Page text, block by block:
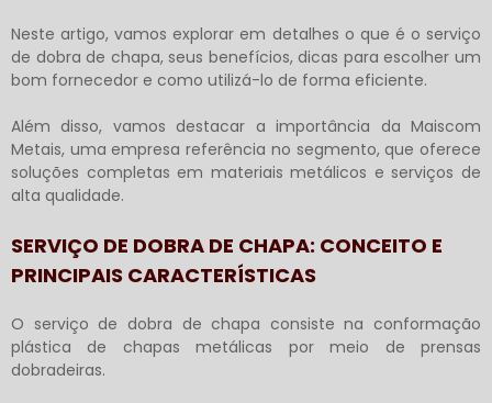
Neste artigo, vamos explorar em detalhes o que é o serviço
de dobra de chapa, seus benefícios, dicas para escolher um
bom fornecedor e como utilizá-lo de forma eficiente.
Além disso, vamos destacar a importância da Maiscom
Metais, uma empresa referência no segmento, que oferece
soluções completas em materiais metálicos e serviços de
alta qualidade.
SERVIÇO DE DOBRA DE CHAPA: CONCEITO E
PRINCIPAIS CARACTERÍSTICAS
O serviço de dobra de chapa consiste na conformação
plástica de chapas metálicas por meio de prensas
dobradeiras.